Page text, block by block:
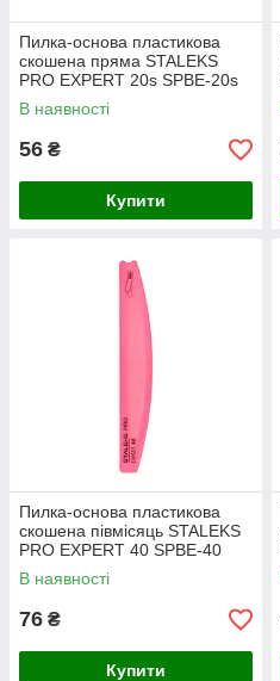
Пилка-основа пластикова
скошена пряма STALEKS
PRO EXPERT 20s SPBE-20s
В наявності
56 ₴
Купити
Пилка-основа пластикова
скошена півмісяць STALEKS
PRO EXPERT 40 SPBE-40
В наявності
76 ₴
Купити